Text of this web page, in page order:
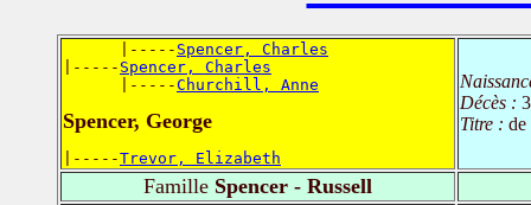
      |-----
Spencer, Charles
|----- Spencer, Charles
      |-----
Churchill, Anne
Spencer, George
|-----Trevor, Elizabeth
Décès :
Titre : de
Famille Spencer - Russell